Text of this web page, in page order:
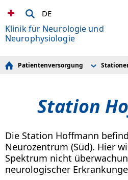
DE
Klinik für Neurologie und
Neurophysiologie
Patientenversorgung
Ergotherpie und Logopädie Stat.
Station
Stroke
Station
Die Station Hoffmann
Neurozentrum (Süd). Hier
Spektrum nicht
neurologischer